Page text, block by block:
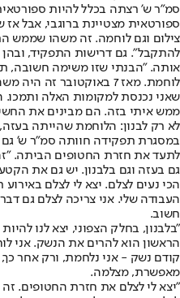
סמ"ר ש' רצתה בכלל להיות
ספורטאית מצטיינת ברוגבי, אבל
צילום וגם לוחמה. זה משהו שממש
להתקבל". גם דרישות התפקיד, ובהן
אותה. "הבנתי שזו משימה חשובה,
לוחמת. מאז 7 באוקטובר
שאני נכנסת למקומות האלה
ממש איתי בזה. הם מבינים את
לא רק לבנון: הלוחמת שהייתה בעזה,
במסגרת תפקידה חוותה סמ"ר ש' גם
לתעד את חזרת החטופים הביתה. "זה
גם בעזה וגם בלבנון. יש גם את
הכי נעים לצלם. יצא לי לצלם
העבודה שלי. אני צריכה לצלם גם
חשוב.
"בלבנון, בחלק הצפוני, יצא לנו
הראשון הוא להרים את הנשק. אני
קודם נשק - אני נלחמת, ורק אחר
מאפשרת, מצלמה.
"יצא לי לצלם את חזרת החטופים.